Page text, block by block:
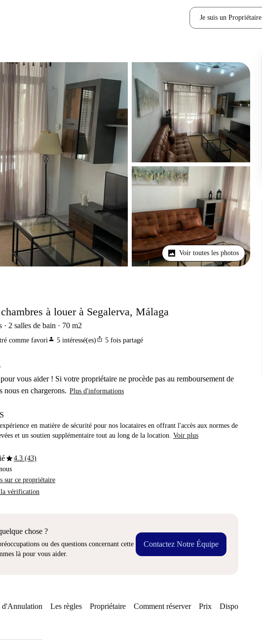
Je suis un Propriétaire
Voir toutes les photos
à louer à Segalerva, Málaga
2 salles de bain 70 m2
comme favoriperson 5 intéressé(es) ios_share 5 fois partagé
vous aider ! Si votre propriétaire ne procède pas au remboursement de
nous en chargerons. Plus d'informations
en matière de sécurité pour nos locataires en offrant l'accès aux normes de
et un soutien supplémentaire tout au long de la location. Voir plus
star4.3 (43)
sur ce propriétaire
vérification
chose ?
ou des questions concernant cette
là pour vous aider.
Contactez Notre Équipe
d'Annulation Les règles Propriétaire Comment réserver Prix Disponibilités